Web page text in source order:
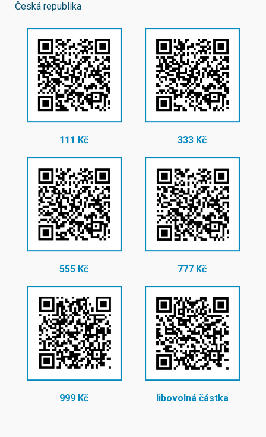
Česká republika
111 Kč 333 Kč
555 Kč 777 Kč
999 Kč libovolná částka